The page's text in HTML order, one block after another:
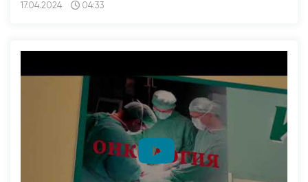
17.04.2024 04:33